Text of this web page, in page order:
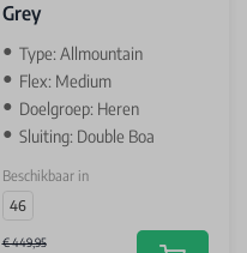
Grey
Type: Allmountain
Flex: Medium
Doelgroep: Heren
Sluiting: Double Boa
Beschikbaar in
46
€ 449,95